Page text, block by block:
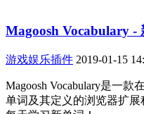
Magoosh Vocabulary -
游戏娱乐插件 2019-01-15
Magoosh Vocabulary是一
单词及其定义的浏览器扩